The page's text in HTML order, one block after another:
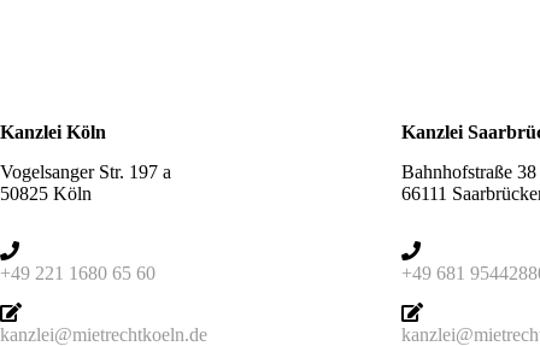
Kanzlei Köln
Vogelsanger Str. 197 a
50825 Köln
+49 221 1680 65 60
kanzlei@mietrechtkoeln.de
Kanzlei
Bahnhofstraße 38
66111
+49 681